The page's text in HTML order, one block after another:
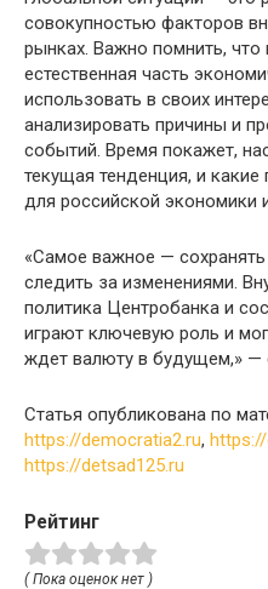
совокупностью факторов
рынках. Важно помнить,
естественная часть
использовать в своих
анализировать причины и
событий. Время покажет,
текущая тенденция, и
для российской экономики
«Самое важное —
следить за изменениями.
политика Центробанка и
играют ключевую роль и
ждет валюту в будущем,» —
Статья опубликована по
https://democratia2.ru,
https://detsad125.ru
Рейтинг
( Пока оценок нет )